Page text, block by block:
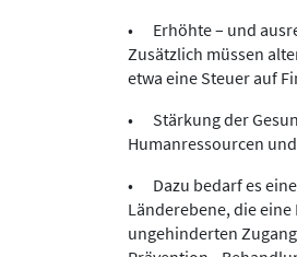
• Erhöhte – und
Zusätzlich müssen
etwa eine Steuer auf
• Stärkung der
Humanressourcen
• Dazu bedarf es
Länderebene, die
ungehinderten